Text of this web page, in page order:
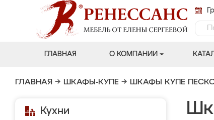
ГЛАВНАЯ О КОМПАНИИ
ГЛАВНАЯ → ШКАФЫ-КУПЕ → ШКАФЫ КУПЕ
Кухни